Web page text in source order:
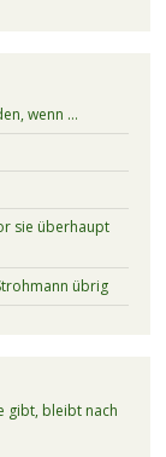
wenn …
sie überhaupt
übrig
gibt, bleibt nach